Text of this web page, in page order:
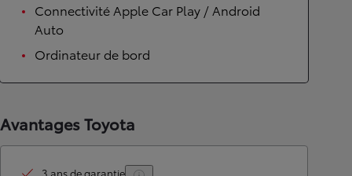
Connectivité Apple Car Play / Android
Auto
Ordinateur de bord
Avantages Toyota
3 ans de garantie